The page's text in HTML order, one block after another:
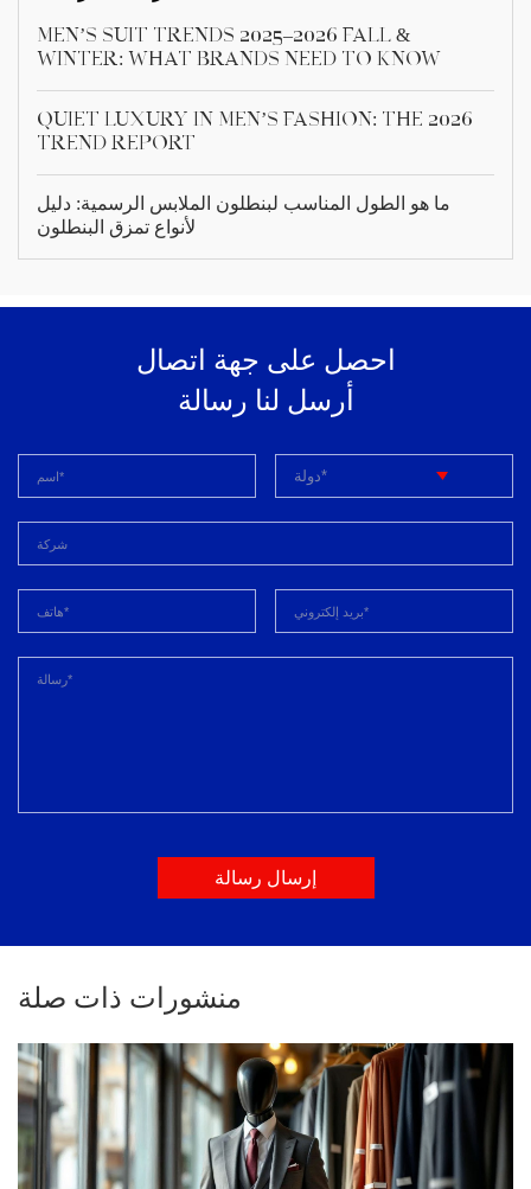
Men’s Suit Trends 2025–2026 Fall &
Winter: What Brands Need to Know
Quiet Luxury in Men’s Fashion: The 2026
Trend Report
ما هو الطول المناسب لبنطلون الملابس الرسمية: دليل
احصل على جهة اتصال
أرسل لنا رسالة
إرسال رسالة
منشورات ذات صلة